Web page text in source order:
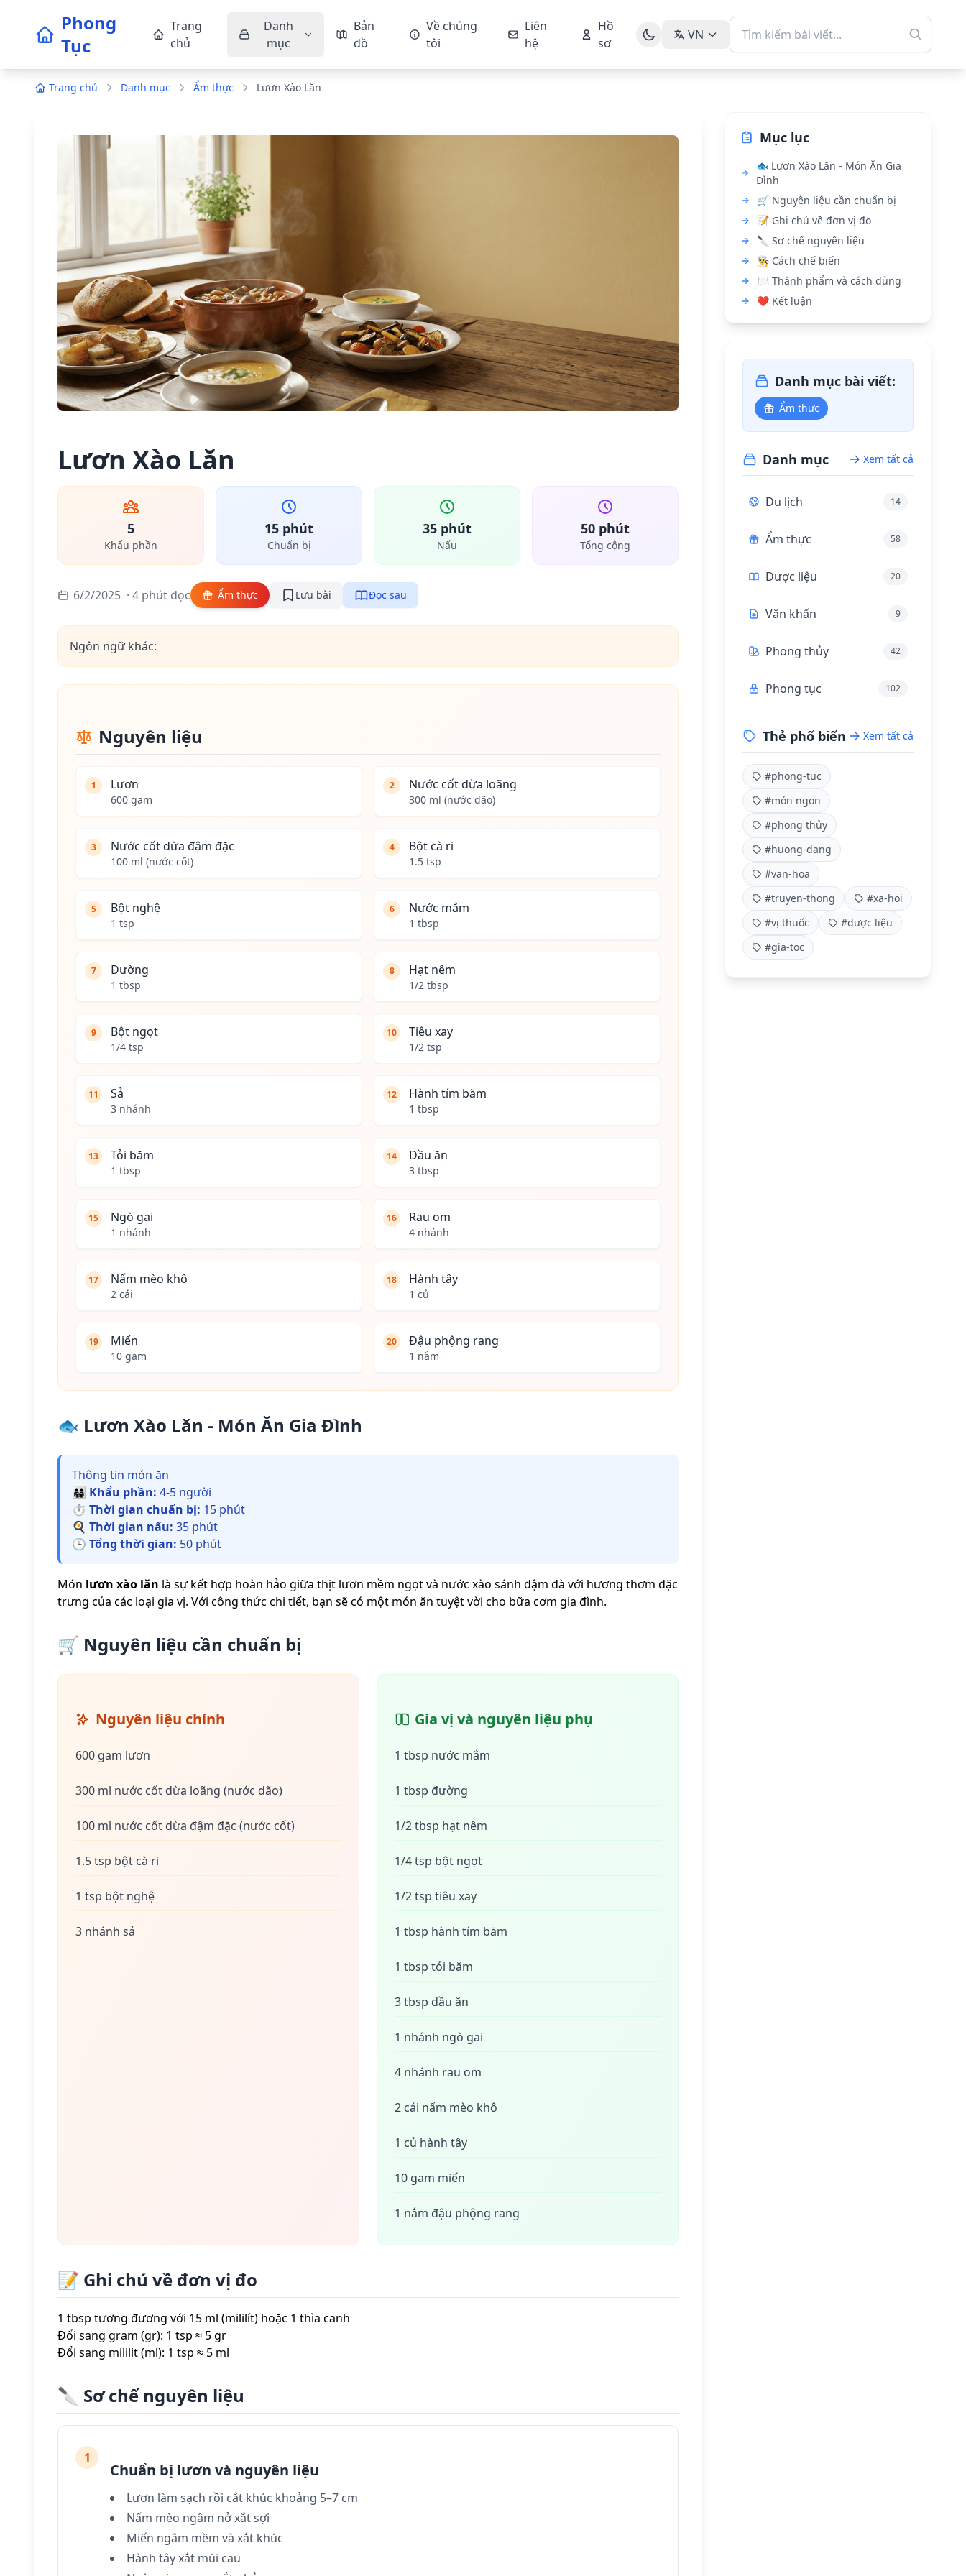
Phong
Tục
Trang
chủ
Danh
mục
Bản
đồ
Về chúng
tôi
Liên
hệ
Hồ
sơ
VN
Trang chủ Danh mục Ẩm thực Lươn Xào Lăn
Lươn Xào Lăn
5
Khẩu phần
15 phút
Chuẩn bị
35 phút
Nấu
50 phút
Tổng cộng
6/2/2025 · 4 phút đọc Ẩm thực Lưu bài Đọc sau
Ngôn ngữ khác:
Nguyên liệu
1 Lươn
600 gam
2 Nước cốt dừa loãng
300 ml (nước dão)
3 Nước cốt dừa đậm đặc
100 ml (nước cốt)
4 Bột cà ri
1.5 tsp
5 Bột nghệ
1 tsp
6 Nước mắm
1 tbsp
7 Đường
1 tbsp
8 Hạt nêm
1/2 tbsp
9 Bột ngọt
1/4 tsp
10 Tiêu xay
1/2 tsp
11 Sả
3 nhánh
12 Hành tím băm
1 tbsp
13 Tỏi băm
1 tbsp
14 Dầu ăn
3 tbsp
15 Ngò gai
1 nhánh
16 Rau om
4 nhánh
17 Nấm mèo khô
2 cái
18 Hành tây
1 củ
19 Miến
10 gam
20 Đậu phộng rang
1 nắm
🐟 Lươn Xào Lăn - Món Ăn Gia Đình
Thông tin món ăn
👨‍👩‍👧‍👦 Khẩu phần: 4-5 người
⏱️ Thời gian chuẩn bị: 15 phút
🍳 Thời gian nấu: 35 phút
🕒 Tổng thời gian: 50 phút
Món lươn xào lăn là sự kết hợp hoàn hảo giữa thịt lươn mềm ngọt và nước xào sánh đậm đà với hương thơm đặc
trưng của các loại gia vị. Với công thức chi tiết, bạn sẽ có một món ăn tuyệt vời cho bữa cơm gia đình.
🛒 Nguyên liệu cần chuẩn bị
Nguyên liệu chính
600 gam lươn
300 ml nước cốt dừa loãng (nước dão)
100 ml nước cốt dừa đậm đặc (nước cốt)
1.5 tsp bột cà ri
1 tsp bột nghệ
3 nhánh sả
Gia vị và nguyên liệu phụ
1 tbsp nước mắm
1 tbsp đường
1/2 tbsp hạt nêm
1/4 tsp bột ngọt
1/2 tsp tiêu xay
1 tbsp hành tím băm
1 tbsp tỏi băm
3 tbsp dầu ăn
1 nhánh ngò gai
4 nhánh rau om
2 cái nấm mèo khô
1 củ hành tây
10 gam miến
1 nắm đậu phộng rang
📝 Ghi chú về đơn vị đo
1 tbsp tương đương với 15 ml (mililít) hoặc 1 thìa canh
Đổi sang gram (gr): 1 tsp ≈ 5 gr
Đổi sang mililit (ml): 1 tsp ≈ 5 ml
🔪 Sơ chế nguyên liệu
1
Chuẩn bị lươn và nguyên liệu
Lươn làm sạch rồi cắt khúc khoảng 5–7 cm
Nấm mèo ngâm nở xắt sợi
Miến ngâm mềm và xắt khúc
Hành tây xắt múi cau
Mục lục
🐟 Lươn Xào Lăn - Món Ăn Gia
Đình
🛒 Nguyên liệu cần chuẩn bị
📝 Ghi chú về đơn vị đo
🔪 Sơ chế nguyên liệu
👨‍🍳 Cách chế biến
🍽️ Thành phẩm và cách dùng
❤️ Kết luận
Danh mục bài viết:
Ẩm thực
Danh mục Xem tất cả
Du lịch 14
Ẩm thực 58
Dược liệu 20
Văn khấn 9
Phong thủy 42
Phong tục 102
Thẻ phổ biến Xem tất cả
#phong-tuc
#món ngon
#phong thủy
#huong-dang
#van-hoa
#truyen-thong
#xa-hoi
#vị thuốc
#dược liệu
#gia-toc